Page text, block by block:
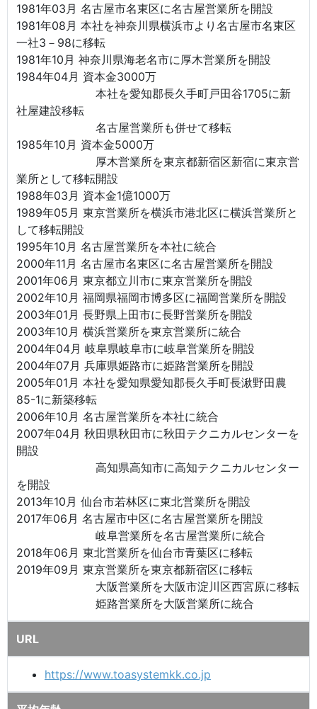
1981年03月 名古屋市名東区に名古屋営業所を開設
1981年08月 本社を神奈川県横浜市より名古屋市名東区
一社3－98に移転
1981年10月 神奈川県海老名市に厚木営業所を開設
1984年04月 資本金3000万
本社を愛知郡長久手町戸田谷1705に新
社屋建設移転
名古屋営業所も併せて移転
1985年10月 資本金5000万
厚木営業所を東京都新宿区新宿に東京営
業所として移転開設
1988年03月 資本金1億1000万
1989年05月 東京営業所を横浜市港北区に横浜営業所と
して移転開設
1995年10月 名古屋営業所を本社に統合
2000年11月 名古屋市名東区に名古屋営業所を開設
2001年06月 東京都立川市に東京営業所を開設
2002年10月 福岡県福岡市博多区に福岡営業所を開設
2003年01月 長野県上田市に長野営業所を開設
2003年10月 横浜営業所を東京営業所に統合
2004年04月 岐阜県岐阜市に岐阜営業所を開設
2004年07月 兵庫県姫路市に姫路営業所を開設
2005年01月 本社を愛知県愛知郡長久手町長湫野田農
85-1に新築移転
2006年10月 名古屋営業所を本社に統合
2007年04月 秋田県秋田市に秋田テクニカルセンターを
開設
高知県高知市に高知テクニカルセンター
を開設
2013年10月 仙台市若林区に東北営業所を開設
2017年06月 名古屋市中区に名古屋営業所を開設
岐阜営業所を名古屋営業所に統合
2018年06月 東北営業所を仙台市青葉区に移転
2019年09月 東京営業所を東京都新宿区に移転
大阪営業所を大阪市淀川区西宮原に移転
姫路営業所を大阪営業所に統合
URL
https://www.toasystemkk.co.jp